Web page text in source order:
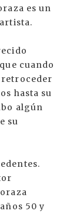
es un
cuando
retroceder
hasta su
algún
su
50 y